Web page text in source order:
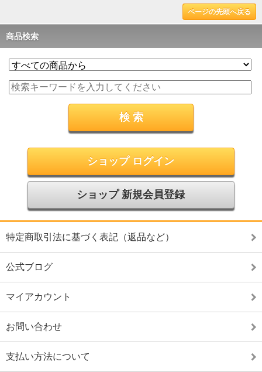
ページの先頭へ戻る
商品検索
ショップ ログイン
ショップ 新規会員登録
特定商取引法に基づく表記（返品など）
公式ブログ
マイアカウント
お問い合わせ
支払い方法について